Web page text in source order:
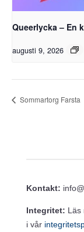
Queerlycka – En
augusti 9, 2026
Sommartorg Farsta
Kontakt:
Integritet: Läs
i vår